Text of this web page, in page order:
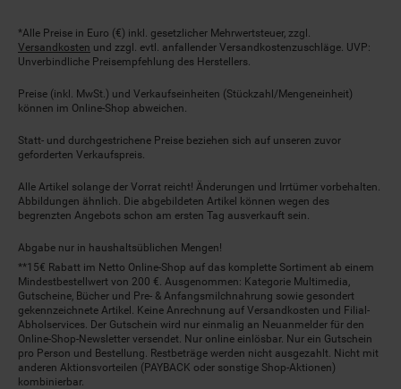
Fußnoten
*Alle Preise in Euro (€) inkl. gesetzlicher Mehrwertsteuer, zzgl.
Versandkosten und zzgl. evtl. anfallender Versandkostenzuschläge. UVP:
Unverbindliche Preisempfehlung des Herstellers.
Preise (inkl. MwSt.) und Verkaufseinheiten (Stückzahl/Mengeneinheit)
können im Online-Shop abweichen.
Statt- und durchgestrichene Preise beziehen sich auf unseren zuvor
geforderten Verkaufspreis.
Alle Artikel solange der Vorrat reicht! Änderungen und Irrtümer vorbehalten.
Abbildungen ähnlich. Die abgebildeten Artikel können wegen des
begrenzten Angebots schon am ersten Tag ausverkauft sein.
Abgabe nur in haushaltsüblichen Mengen!
**15€ Rabatt im Netto Online-Shop auf das komplette Sortiment ab einem
Mindestbestellwert von 200 €. Ausgenommen: Kategorie Multimedia,
Gutscheine, Bücher und Pre- & Anfangsmilchnahrung sowie gesondert
gekennzeichnete Artikel. Keine Anrechnung auf Versandkosten und Filial-
Abholservices. Der Gutschein wird nur einmalig an Neuanmelder für den
Online-Shop-Newsletter versendet. Nur online einlösbar. Nur ein Gutschein
pro Person und Bestellung. Restbeträge werden nicht ausgezahlt. Nicht mit
anderen Aktionsvorteilen (PAYBACK oder sonstige Shop-Aktionen)
kombinierbar.